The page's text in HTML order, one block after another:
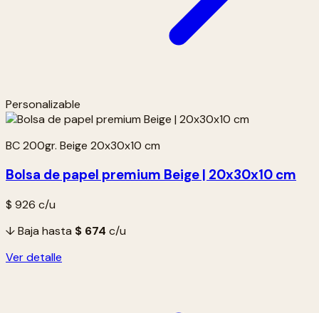
Personalizable
BC 200gr. Beige 20x30x10 cm
Bolsa de papel premium Beige | 20x30x10 cm
$ 926 c/u
↓ Baja hasta $ 674 c/u
Ver detalle